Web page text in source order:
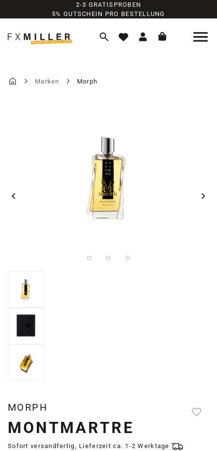
Zum Hauptinhalt springen
2-3 GRATISPROBEN
5% GUTSCHEIN PRO BESTELLUNG
Marken Morph
MORPH
MONTMARTRE
Sofort versandfertig, Lieferzeit ca. 1-2 Werktage